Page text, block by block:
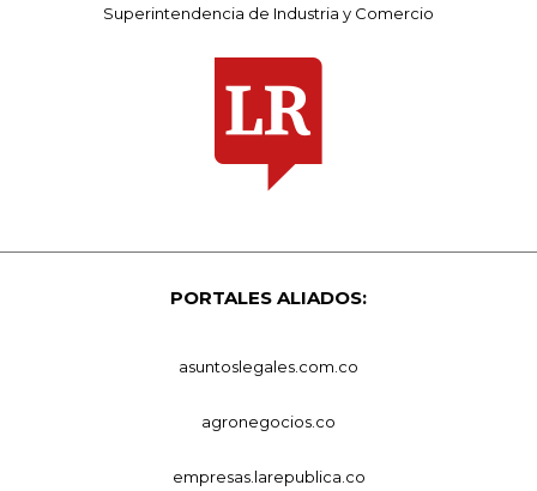
Superintendencia de Industria y Comercio
PORTALES ALIADOS:
asuntoslegales.com.co
agronegocios.co
empresas.larepublica.co